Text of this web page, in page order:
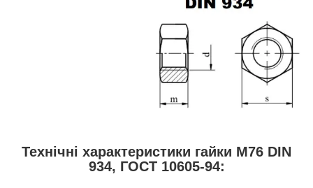
Технічні характеристики гайки М76 DIN
934, ГОСТ 10605-94: